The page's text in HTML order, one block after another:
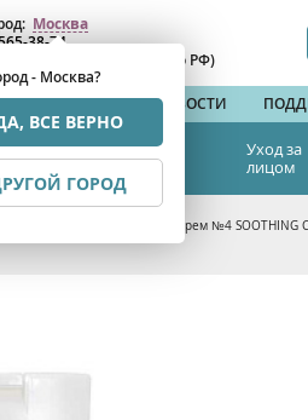
Москва
- Москва?
ВСЕ ВЕРНО
ГОРОД
38-74
(бесплатный по РФ)
БРЕНДЫ НОВОСТИ
и
Эстетическая
медицина
Уход за
лицом
Успокаивающий крем №4 SOOTHING